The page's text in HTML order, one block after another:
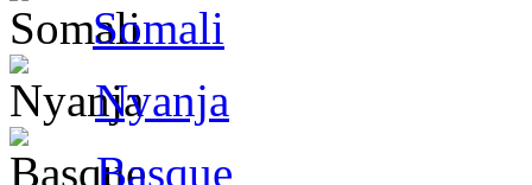
Somali
Nyanja
Basque